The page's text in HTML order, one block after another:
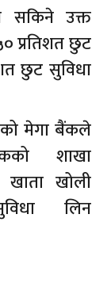
सकिने उक्त
प्रतिशत छुट
छुट सुविधा
मेगा बैंकले
शाखा
खाता खोली
लिन